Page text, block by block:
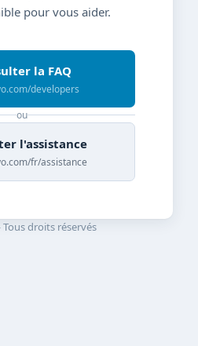
pour vous aider.
la FAQ
developers
ou
l'assistance
fr/assistance
droits réservés